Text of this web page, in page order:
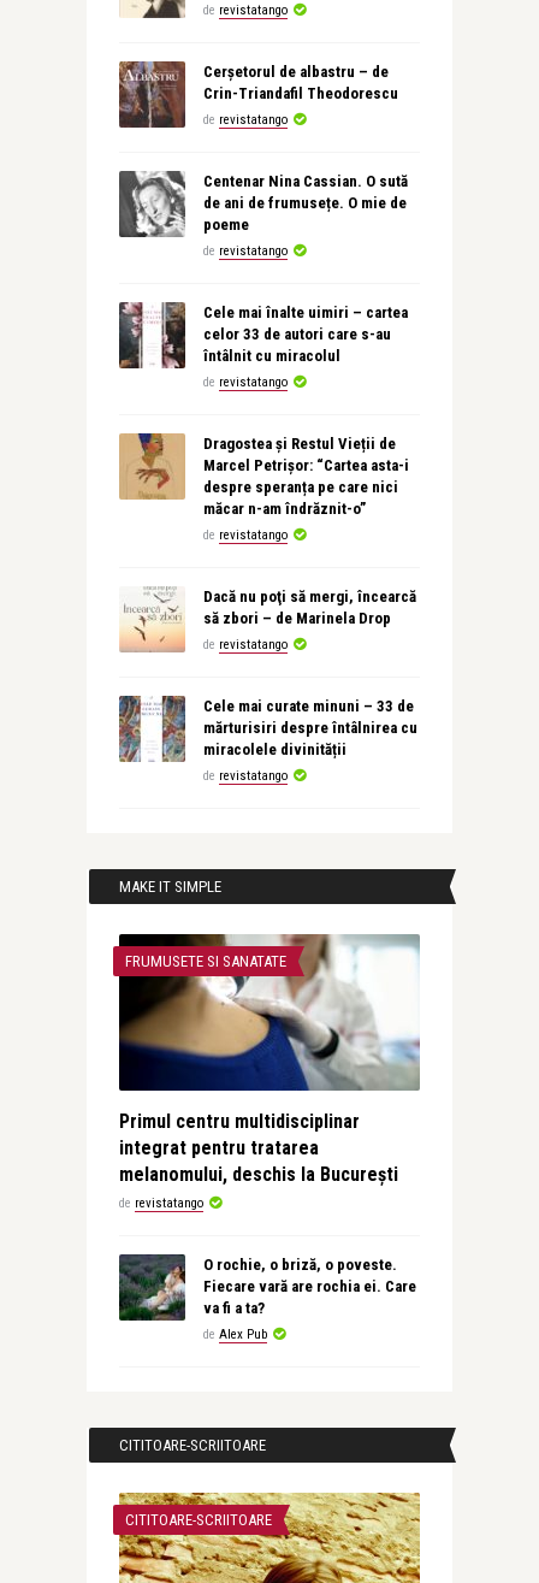
de revistatango
Cerșetorul de albastru – de
Crin-Triandafil Theodorescu
de revistatango
Centenar Nina Cassian. O sută
de ani de frumusețe. O mie de
poeme
de revistatango
Cele mai înalte uimiri – cartea
celor 33 de autori care s-au
întâlnit cu miracolul
de revistatango
Dragostea și Restul Vieții de
Marcel Petrișor: “Cartea asta-i
despre speranța pe care nici
măcar n-am îndrăznit-o”
de revistatango
Dacă nu poţi să mergi, încearcă
să zbori – de Marinela Drop
de revistatango
Cele mai curate minuni – 33 de
mărturisiri despre întâlnirea cu
miracolele divinității
de revistatango
MAKE IT SIMPLE
FRUMUSETE SI SANATATE
Primul centru multidisciplinar
integrat pentru tratarea
melanomului, deschis la București
de revistatango
O rochie, o briză, o poveste.
Fiecare vară are rochia ei. Care
va fi a ta?
de Alex Pub
CITITOARE-SCRIITOARE
CITITOARE-SCRIITOARE